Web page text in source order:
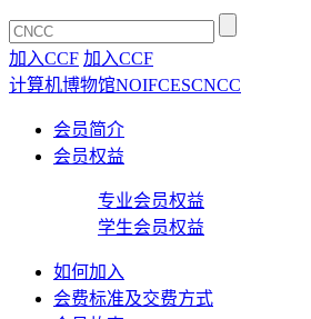
加入CCF 加入CCF
计算机博物馆NOIFCESCNCC
会员简介
会员权益
专业会员权益
学生会员权益
如何加入
会费标准及交费方式